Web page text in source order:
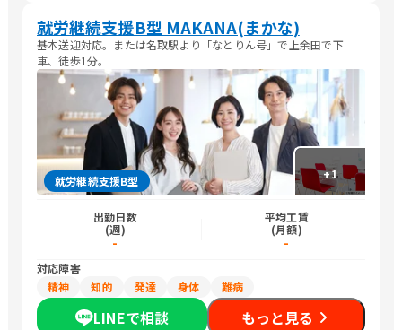
就労継続支援B型 MAKANA(まかな)
基本送迎対応。または名取駅より「なとりん号」で上余田で下
車、徒歩1分。
+1
就労継続支援B型
出勤日数
(週)
-
平均工賃
(月額)
-
対応障害
精神
知的 発達 身体 難病
LINEで相談 もっと見る